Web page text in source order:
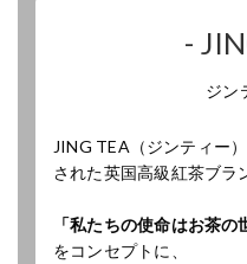
-
ジン
JING TEA（ジンティー
された英国高級紅茶ブラ
「私たちの使命はお茶の
をコンセプトに、